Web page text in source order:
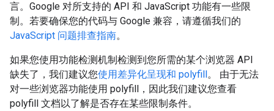
言。Google 对所支持的 API 和 JavaScript 功能有一些限
制。若要确保您的代码与 Google 兼容，请遵循我们的
JavaScript 问题排查指南。
如果您使用功能检测机制检测到您所需的某个浏览器 API
缺失了，我们建议您使用差异化呈现和 polyfill。 由于无法
对一些浏览器功能使用 polyfill，因此我们建议您查看
polyfill 文档以了解是否存在某些限制条件。